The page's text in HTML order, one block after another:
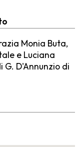
Monia Buta,
e Luciana
D'Annunzio di